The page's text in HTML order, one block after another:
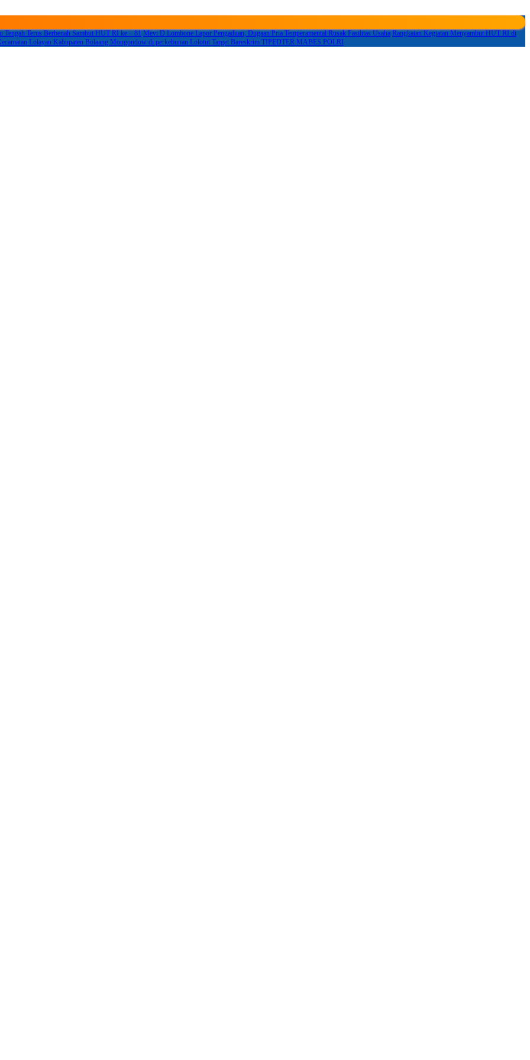
Tengah Terus Berbenah Sambut HUT RI ke – 81 Mevi D Lombone Lapor Pengaduan, Dugaan Pria Temperamental Rusak Fasilitas Usaha Rangkaian Kegiatan Menyambut HUT RI di
Lolayan Kabupaten Bolaang Mongondow di perkebunan Lolotut Target Bareskrim TIPEDTER MABES POLRI